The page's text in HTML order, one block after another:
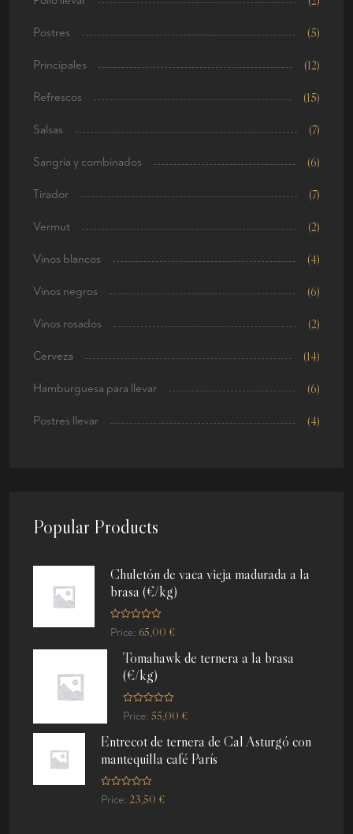
Postres (5)
Principales (12)
Refrescos (15)
Salsas (7)
Sangría y combinados (6)
Tirador (7)
Vermut (2)
Vinos blancos (4)
Vinos negros (6)
Vinos rosados (2)
Cerveza (14)
Hamburguesa para llevar (6)
Postres llevar (4)
Popular Products
Chuletón de vaca vieja madurada a la
brasa (€/kg)
R
aPrice: 65,00 €
Tomahawk de ternera a la brasa
(€/kg)
R
a
e
d
0
u
t
f
Price:55,00 €
Entrecot de ternera de Cal Asturgó con
mantequilla café París
R
aPrice:23,50 €